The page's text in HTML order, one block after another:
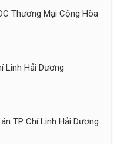
Thương Mại Cộng Hòa
Linh Hải Dương
TP Chí Linh Hải Dương